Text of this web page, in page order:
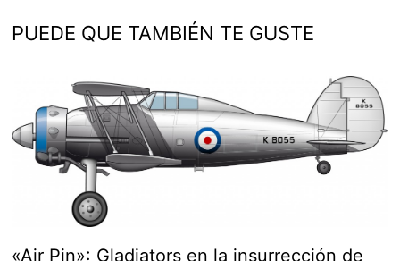
PUEDE QUE TAMBIÉN TE GUSTE
«Air Pin»: Gladiators en la insurrección de